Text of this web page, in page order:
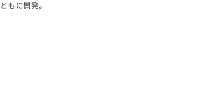
もに開発。